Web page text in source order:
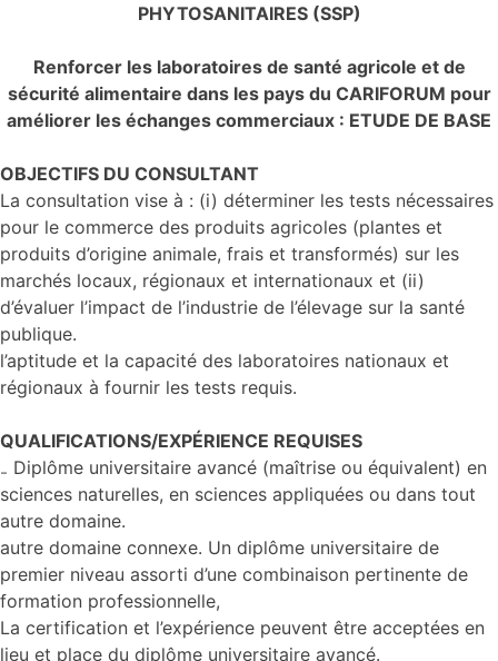
PHYTOSANITAIRES (SSP)
Renforcer les laboratoires de santé agricole et de
sécurité alimentaire dans les pays du CARIFORUM pour
améliorer les échanges commerciaux : ETUDE DE BASE
OBJECTIFS DU CONSULTANT
La consultation vise à : (i) déterminer les tests nécessaires
pour le commerce des produits agricoles (plantes et
produits d’origine animale, frais et transformés) sur les
marchés locaux, régionaux et internationaux et (ii)
d’évaluer l’impact de l’industrie de l’élevage sur la santé
publique.
l’aptitude et la capacité des laboratoires nationaux et
régionaux à fournir les tests requis.
QUALIFICATIONS/EXPÉRIENCE REQUISES
₋ Diplôme universitaire avancé (maîtrise ou équivalent) en
sciences naturelles, en sciences appliquées ou dans tout
autre domaine.
autre domaine connexe. Un diplôme universitaire de
premier niveau assorti d’une combinaison pertinente de
formation professionnelle,
La certification et l’expérience peuvent être acceptées en
lieu et place du diplôme universitaire avancé.